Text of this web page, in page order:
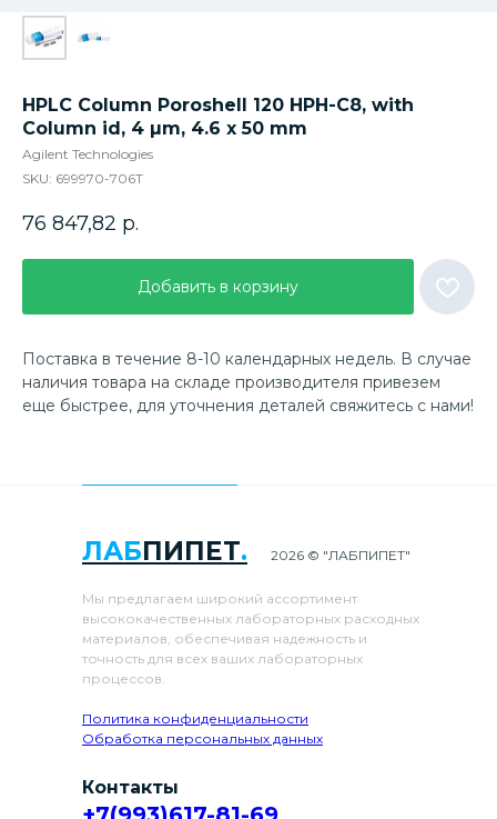
HPLC Column Poroshell 120 HPH-C8, with
Column id, 4 µm, 4.6 x 50 mm
Agilent Technologies
SKU: 699970-706T
76 847,82 р.
Добавить в корзину
Поставка в течение 8-10 календарных недель. В случае
наличия товара на складе производителя привезем
еще быстрее, для уточнения деталей свяжитесь с нами!
ЛАБПИПЕТ.
Мы предлагаем широкий ассортимент
высококачественных лабораторных расходных
материалов, обеспечивая надежность и
точность для всех ваших лабораторных
процессов.
Политика конфиденциальности
Обработка персональных данных
2026 © "ЛАБПИПЕТ"
Контакты